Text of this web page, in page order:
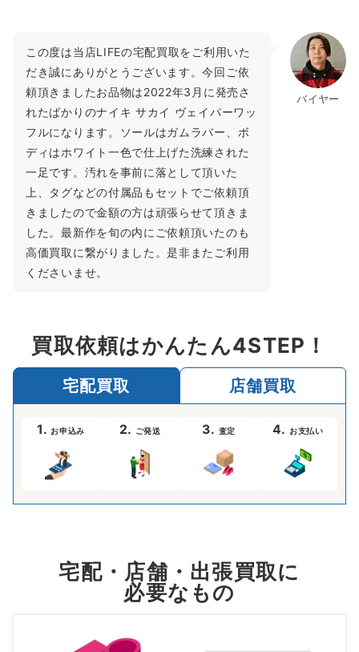
バイヤー
この度は当店LIFEの宅配買取をご利用いた
だき誠にありがとうございます。今回ご依
頼頂きましたお品物は2022年3月に発売さ
れたばかりのナイキ サカイ ヴェイパーワッ
フルになります。ソールはガムラバー、ボ
ディはホワイト一色で仕上げた洗練された
一足です。汚れを事前に落として頂いた
上、タグなどの付属品もセットでご依頼頂
きましたので金額の方は頑張らせて頂きま
した。最新作を旬の内にご依頼頂いたのも
高価買取に繋がりました。是非またご利用
くださいませ。
買取依頼はかんたん4STEP！
宅配買取 店舗買取
1. お申込み 2. ご発送 3. 査定 4. お支払い
宅配・店舗・出張買取に
必要なもの